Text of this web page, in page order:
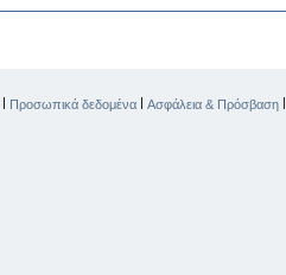
| Προσωπικά δεδομένα | Ασφάλεια & Πρόσβαση